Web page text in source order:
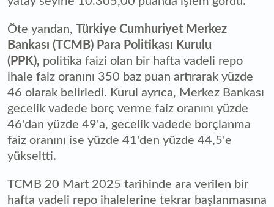
Öte yandan, Türkiye Cumhuriyet Merkez
Bankası (TCMB) Para Politikası Kurulu
(PPK), politika faizi olan bir hafta vadeli repo
ihale faiz oranını 350 baz puan artırarak yüzde
46 olarak belirledi. Kurul ayrıca, Merkez Bankası
gecelik vadede borç verme faiz oranını yüzde
46'dan yüzde 49'a, gecelik vadede borçlanma
faiz oranını ise yüzde 41'den yüzde 44,5'e
yükseltti.
TCMB 20 Mart 2025 tarihinde ara verilen bir
hafta vadeli repo ihalelerine tekrar başlanmasına